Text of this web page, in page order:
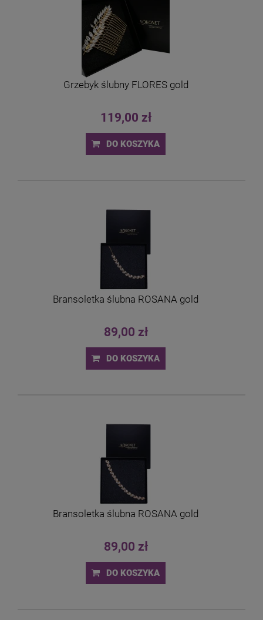
Grzebyk ślubny FLORES gold
119,00 zł
DO KOSZYKA
Bransoletka ślubna ROSANA gold
89,00 zł
DO KOSZYKA
Bransoletka ślubna ROSANA gold
89,00 zł
DO KOSZYKA